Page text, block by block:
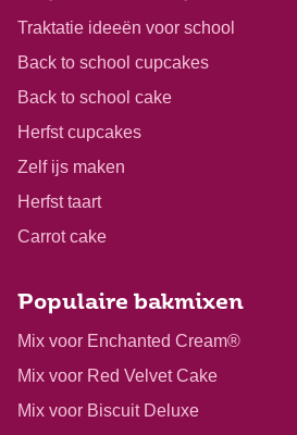
Traktatie ideeën voor school
Back to school cupcakes
Back to school cake
Herfst cupcakes
Zelf ijs maken
Herfst taart
Carrot cake
Populaire bakmixen
Mix voor Enchanted Cream®
Mix voor Red Velvet Cake
Mix voor Biscuit Deluxe